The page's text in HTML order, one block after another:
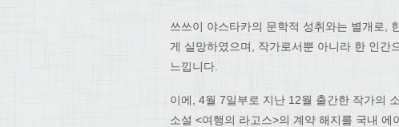
쓰쓰이 야스타카의 문학적 성취와는 별개로,
게 실망하였으며, 작가로서뿐 아니라 한 인간
느낍니다.
이에, 4월 7일부로 지난 12월 출간한 작가의
소설 <여행의 라고스>의 계약 해지를 국내